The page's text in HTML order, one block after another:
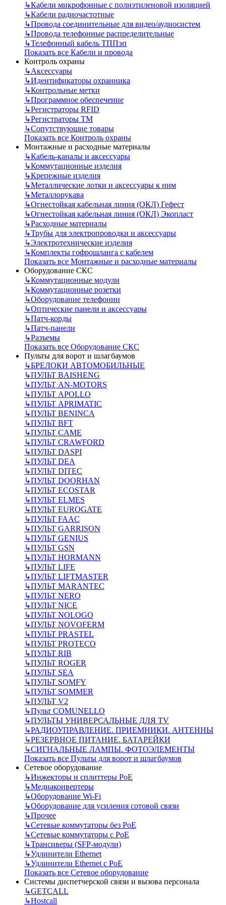
↳Кабели микрофонные с полиэтиленовой изоляцией
↳Кабели радиочастотные
↳Провода соединительные для видео/аудиосистем
↳Провода телефонные распределительные
↳Телефонный кабель ТППэп
Показать все Кабели и провода
Контроль охраны
↳Аксессуары
↳Идентификаторы охранника
↳Контрольные метки
↳Программное обеспечение
↳Регистраторы RFID
↳Регистраторы ТМ
↳Сопутствующие товары
Показать все Контроль охраны
Монтажные и расходные материалы
↳Кабель-каналы и аксессуары
↳Коммутационные изделия
↳Крепежные изделия
↳Металлические лотки и аксессуары к ним
↳Металлорукава
↳Огнестойкая кабельная линия (ОКЛ) Гефест
↳Огнестойкая кабельная линия (ОКЛ) Экопласт
↳Расходные материалы
↳Трубы для электропроводки и аксессуары
↳Электротехнические изделия
↳Комплекты гофрошланга с кабелем
Показать все Монтажные и расходные материалы
Оборудование СКС
↳Коммутационные модули
↳Коммутационные розетки
↳Оборудование телефонии
↳Оптические панели и аксессуары
↳Патч-корды
↳Патч-панели
↳Разъемы
Показать все Оборудование СКС
Пульты для ворот и шлагбаумов
↳БРЕЛОКИ АВТОМОБИЛЬНЫЕ
↳ПУЛЬТ BAISHENG
↳ПУЛЬТ AN-MOTORS
↳ПУЛЬТ APOLLO
↳ПУЛЬТ APRIMATIC
↳ПУЛЬТ BENINCA
↳ПУЛЬТ BFT
↳ПУЛЬТ CAME
↳ПУЛЬТ CRAWFORD
↳ПУЛЬТ DASPI
↳ПУЛЬТ DEA
↳ПУЛЬТ DITEC
↳ПУЛЬТ DOORHAN
↳ПУЛЬТ ECOSTAR
↳ПУЛЬТ ELMES
↳ПУЛЬТ EUROGATE
↳ПУЛЬТ FAAC
↳ПУЛЬТ GARRISON
↳ПУЛЬТ GENIUS
↳ПУЛЬТ GSN
↳ПУЛЬТ HORMANN
↳ПУЛЬТ LIFE
↳ПУЛЬТ LIFTMASTER
↳ПУЛЬТ MARANTEC
↳ПУЛЬТ NERO
↳ПУЛЬТ NICE
↳ПУЛЬТ NOLOGO
↳ПУЛЬТ NOVOFERM
↳ПУЛЬТ PRASTEL
↳ПУЛЬТ PROTECO
↳ПУЛЬТ RIB
↳ПУЛЬТ ROGER
↳ПУЛЬТ SEA
↳ПУЛЬТ SOMFY
↳ПУЛЬТ SOMMER
↳ПУЛЬТ V2
↳Пульт СOMUNELLO
↳ПУЛЬТЫ УНИВЕРСАЛЬНЫЕ ДЛЯ TV
↳РАДИОУПРАВЛЕНИЕ. ПРИЕМНИКИ. АНТЕННЫ
↳РЕЗЕРВНОЕ ПИТАНИЕ. БАТАРЕЙКИ
↳СИГНАЛЬНЫЕ ЛАМПЫ. ФОТОЭЛЕМЕНТЫ
Показать все Пульты для ворот и шлагбаумов
Сетевое оборудование
↳Инжекторы и сплиттеры РоЕ
↳Медиаконвертеры
↳Оборудование Wi-Fi
↳Оборудование для усиления сотовой связи
↳Прочее
↳Сетевые коммутаторы без РоЕ
↳Сетевые коммутаторы с РоЕ
↳Трансиверы (SFP-модули)
↳Удлинители Ethernet
↳Удлинители Ethernet с PoE
Показать все Сетевое оборудование
Системы диспетчерской связи и вызова персонала
↳GETCALL
↳Hostcall